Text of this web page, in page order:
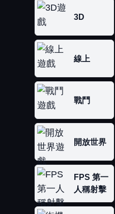
3D
線上
戰鬥
開放世界
FPS 第一
人稱射擊